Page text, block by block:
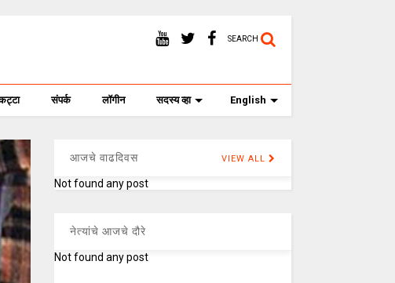
SEARCH
संपर्क लॉगीन सदस्य व्हा English
आजचे वाढदिवस VIEW ALL
Not found any post
नेत्यांचे आजचे दौरे
Not found any post